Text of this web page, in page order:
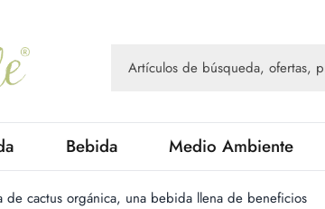
Bebida Medio Ambiente
de cactus orgánica, una bebida llena de beneficios